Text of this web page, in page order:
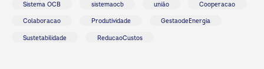
Sistema OCB sistemaocb união Cooperacao
Colaboracao Produtividade GestaodeEnergia
Sustetabilidade ReducaoCustos